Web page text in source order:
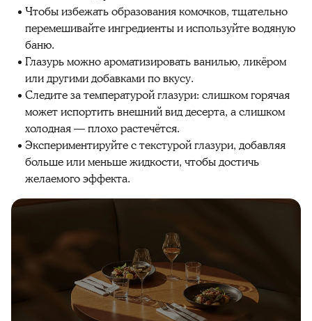
Чтобы избежать образования комочков, тщательно
перемешивайте ингредиенты и используйте водяную
баню.
Глазурь можно ароматизировать ванилью, ликёром
или другими добавками по вкусу.
Следите за температурой глазури: слишком горячая
может испортить внешний вид десерта, а слишком
холодная — плохо растечётся.
Экспериментируйте с текстурой глазури, добавляя
больше или меньше жидкости, чтобы достичь
желаемого эффекта.